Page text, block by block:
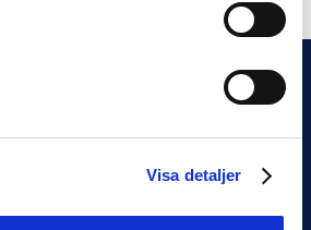
Visa detaljer